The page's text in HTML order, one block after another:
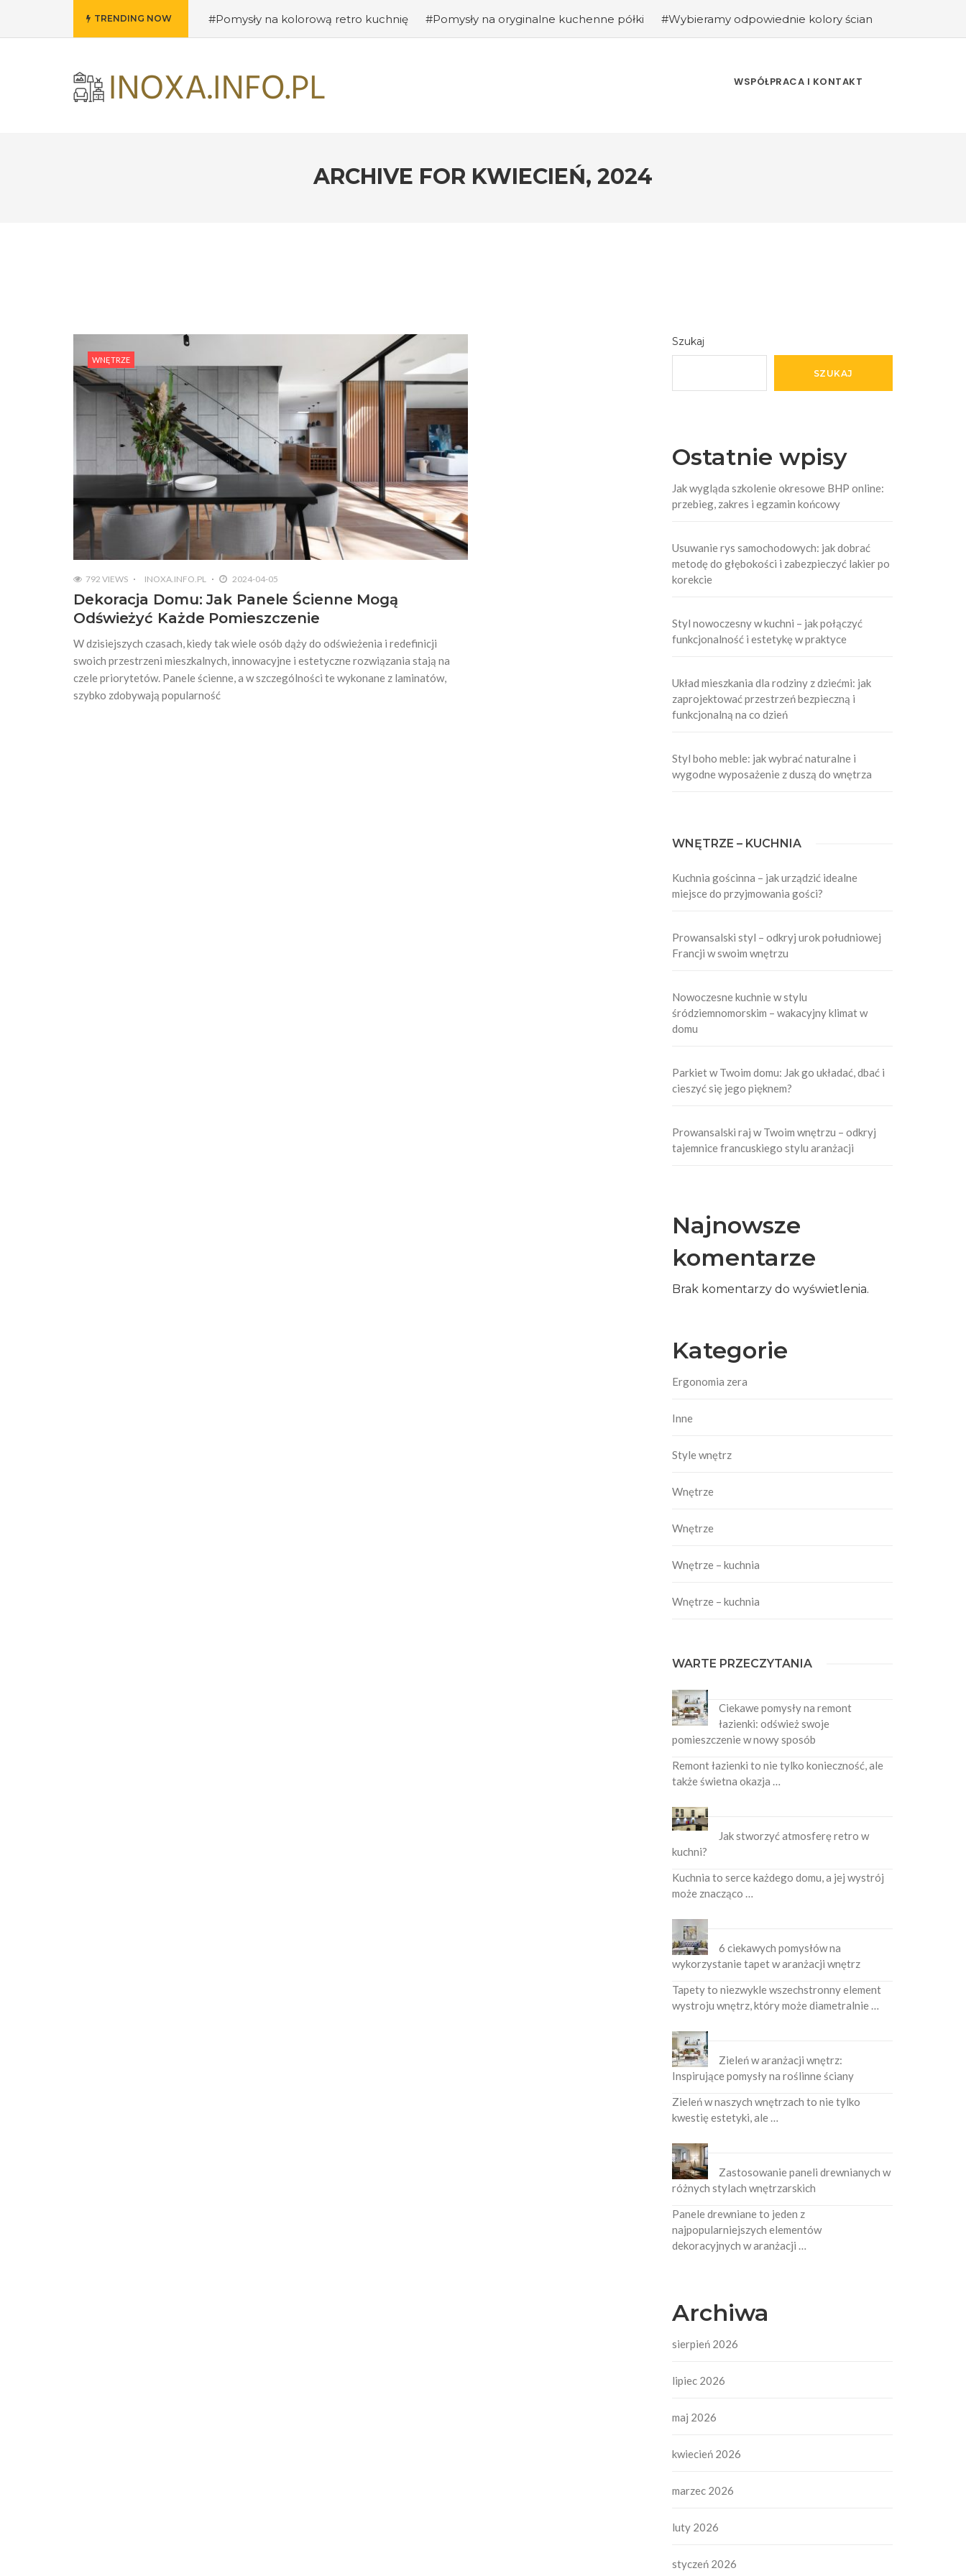
TRENDING NOW #Pomysły na kolorową retro kuchnię #Pomysły na oryginalne kuchenne półki
#Wybieramy odpowiednie kolory ścian
do salonu
#Przywitanie gości: jak stworzyć ciekawe wejście do swojego domu?
#Kuchnia retro – inspiracje sprzed lat
wnętrza: jak ożywić swoje mieszkanie przy pomocy zieleni?
#Projektowanie wnętrz w stylu retro: Powrót do vintage i
WSPÓŁPRACA I KONTAKT
ARCHIVE FOR KWIECIEŃ, 2024
WNĘTRZE
792 VIEWS INOXA.INFO.PL 2024-04-05
Dekoracja Domu: Jak Panele Ścienne Mogą
Odświeżyć Każde Pomieszczenie
W dzisiejszych czasach, kiedy tak wiele osób dąży do odświeżenia i redefinicji
swoich przestrzeni mieszkalnych, innowacyjne i estetyczne rozwiązania stają na
czele priorytetów. Panele ścienne, a w szczególności te wykonane z laminatów,
szybko zdobywają popularność
Szukaj
SZUKAJ
Ostatnie wpisy
Jak wygląda szkolenie okresowe BHP online:
przebieg, zakres i egzamin końcowy
Usuwanie rys samochodowych: jak dobrać
metodę do głębokości i zabezpieczyć lakier po
korekcie
Styl nowoczesny w kuchni – jak połączyć
funkcjonalność i estetykę w praktyce
Układ mieszkania dla rodziny z dziećmi: jak
zaprojektować przestrzeń bezpieczną i
funkcjonalną na co dzień
Styl boho meble: jak wybrać naturalne i
wygodne wyposażenie z duszą do wnętrza
WNĘTRZE – KUCHNIA
Kuchnia gościnna – jak urządzić idealne
miejsce do przyjmowania gości?
Prowansalski styl – odkryj urok południowej
Francji w swoim wnętrzu
Nowoczesne kuchnie w stylu
śródziemnomorskim – wakacyjny klimat w
domu
Parkiet w Twoim domu: Jak go układać, dbać i
cieszyć się jego pięknem?
Prowansalski raj w Twoim wnętrzu – odkryj
tajemnice francuskiego stylu aranżacji
Najnowsze
komentarze
Brak komentarzy do wyświetlenia.
Kategorie
Ergonomia zera
Inne
Style wnętrz
Wnętrze
Wnętrze
Wnętrze – kuchnia
Wnętrze – kuchnia
WARTE PRZECZYTANIA
Ciekawe pomysły na remont
łazienki: odśwież swoje
pomieszczenie w nowy sposób
Remont łazienki to nie tylko konieczność, ale
także świetna okazja …
Jak stworzyć atmosferę retro w
kuchni?
Kuchnia to serce każdego domu, a jej wystrój
może znacząco …
6 ciekawych pomysłów na
wykorzystanie tapet w aranżacji wnętrz
Tapety to niezwykle wszechstronny element
wystroju wnętrz, który może diametralnie …
Zieleń w aranżacji wnętrz:
Inspirujące pomysły na roślinne ściany
Zieleń w naszych wnętrzach to nie tylko
kwestię estetyki, ale …
Zastosowanie paneli drewnianych w
różnych stylach wnętrzarskich
Panele drewniane to jeden z
najpopularniejszych elementów
dekoracyjnych w aranżacji …
Archiwa
sierpień 2026
lipiec 2026
maj 2026
kwiecień 2026
marzec 2026
luty 2026
styczeń 2026